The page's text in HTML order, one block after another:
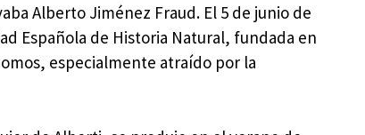
Alberto Jiménez Fraud. El 5 de junio de
Española de Historia Natural, fundada en
especialmente atraído por la